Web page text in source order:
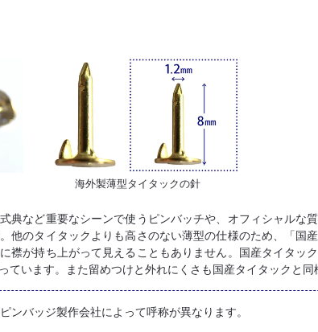
海外製薄型タイタックの針
典など重要なシーンで使うピンバッチや、オフィシャルな
他のタイタックよりも高さのない薄型の仕様のため、「国
襟が持ち上がって見えることもありません。国産タイタッ
ています。また留めつけと外れにくさも国産タイタックと同
ンバッジ製作会社によって呼称が異なります。